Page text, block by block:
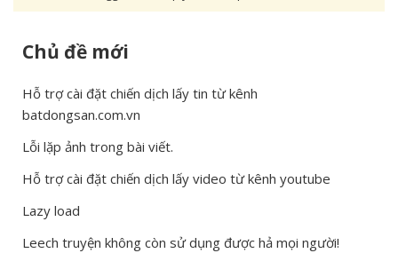
Chủ đề mới
Hỗ trợ cài đặt chiến dịch lấy tin từ kênh
batdongsan.com.vn
Lỗi lặp ảnh trong bài viết.
Hỗ trợ cài đặt chiến dịch lấy video từ kênh youtube
Lazy load
Leech truyện không còn sử dụng được hả mọi người!